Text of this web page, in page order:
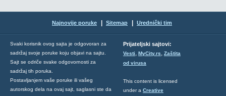
Najnovije poruke Sitemap Urednički tim
Svaki korisnik ovog sajta je odgovoran za
sadržaj svoje poruke koju objavi na sajtu.
Sajt se odriče svake odgovornosti za
sadržaj tih poruka.
Postavljanjem vaše poruke ili vašeg
autorskog dela na ovaj sajt, saglasni ste da
Prijateljski sajtovi:
Vesti, MyCity.rs, Zaštita
od virusa
This content is licensed
under a Creative